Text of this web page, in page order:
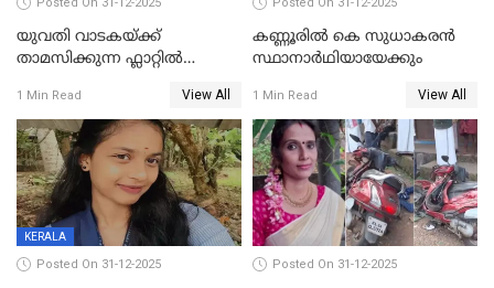
Posted On 31-12-2025
യുവതി വാടകയ്ക്ക്
താമസിക്കുന്ന ഫ്ലാറ്റില്‍
സംഭവം കൈതപ്പൊയിലില്‍
1 Min Read View All
Posted On 31-12-2025
കണ്ണൂരിൽ കെ സുധാകരൻ
സ്ഥാനാർഥിയായേക്കും
1 Min Read View All
KERALA
Posted On 31-12-2025 Posted On 31-12-2025